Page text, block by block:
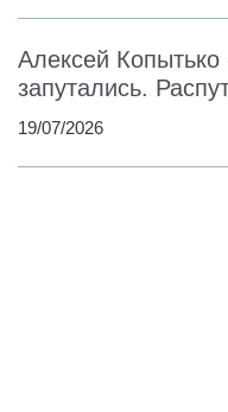
Алексей Копытько
запутались.
19/07/2026